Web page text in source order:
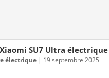
SU7 Ultra électrique
électrique| 19 septembre 2025